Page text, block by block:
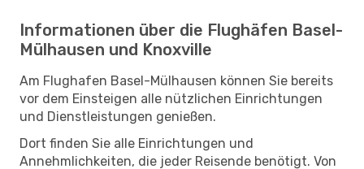
Informationen über die Flughäfen Basel-
Mülhausen und Knoxville
Am Flughafen Basel-Mülhausen können Sie bereits
vor dem Einsteigen alle nützlichen Einrichtungen
und Dienstleistungen genießen.
Dort finden Sie alle Einrichtungen und
Annehmlichkeiten, die jeder Reisende benötigt. Von